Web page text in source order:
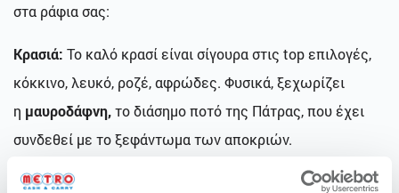
στα ράφια σας:
Κρασιά: Το καλό κρασί είναι σίγουρα στις top επιλογές,
κόκκινο, λευκό, ροζέ, αφρώδες. Φυσικά, ξεχωρίζει
η μαυροδάφνη,το διάσημο ποτό της Πάτρας,που έχει
συνδεθεί με το ξεφάντωμα των αποκριών.
Μπύρες:Μαύρη, ξανθιά, κόκκινη, η μπύρα είναι η